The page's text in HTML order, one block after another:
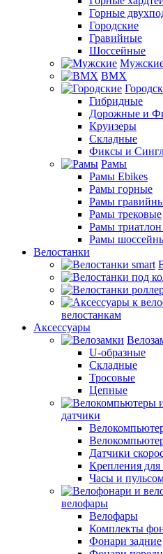
Горные
Городские
Гравийные
Шоссейные
BMX
Гибридные
Дорожные и
Круизеры
Складные
Фиксы и
Рамы
Рамы Ebikes
Рамы горные
Рамы
Рамы трековые
Рамы
Рамы
Велостанки
велостанкам
Аксессуары
U-образные
Складные
Тросовые
Цепные
датчики
Датчики
Крепления для
Часы и
велофары
Велофары
Комплекты
Фонари задние